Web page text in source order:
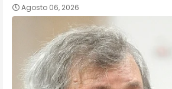
Agosto 06, 2026